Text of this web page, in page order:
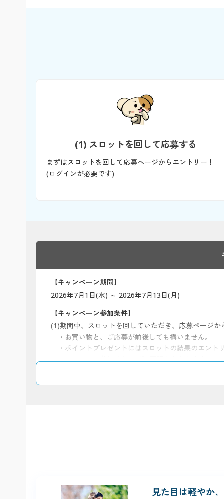
(1) スロットを回して応募する
まずはスロットを回して応募ページからエントリー！
(ログインが必要です)
【キャンペーン期間】
2026年7月1日(水) ～ 2026年7月13日(月)
【キャンペーン参加条件】
(1)期間中、スロットを回していただき、応募ページ
・お買い物と、ご応募が前後しても構いません。
・ポイントプレゼントにはスロットの結果のエント
・スロットの参加はお1人様1回限りとなります。
となります。）
見た目は軽やか